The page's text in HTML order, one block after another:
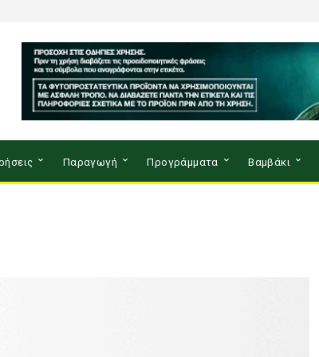
Παραγωγή Προγράμματα Βαμβάκι